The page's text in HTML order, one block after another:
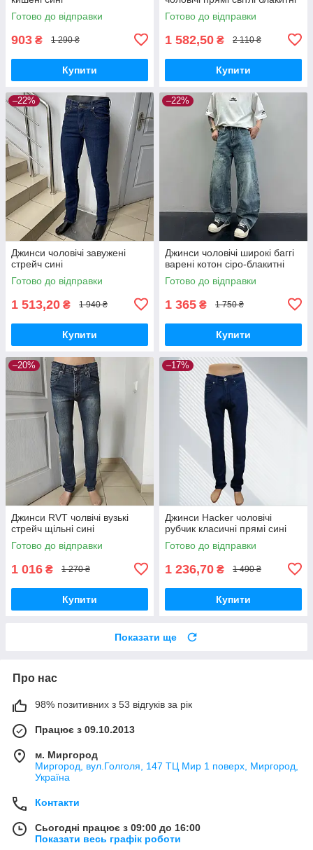
Готово до відправки
903 ₴ 1 290 ₴
Купити
Готово до відправки
1 582,50 ₴ 2 110 ₴
Купити
–22%
Джинси чоловічі завужені
стрейч сині
Готово до відправки
1 513,20 ₴ 1 940 ₴
Купити
–22%
Джинси чоловічі широкі баггі
варені котон сіро-блакитні
Готово до відправки
1 365 ₴ 1 750 ₴
Купити
–20%
Джинси RVT чолвічі вузькі
стрейч щільні сині
Готово до відправки
1 016 ₴ 1 270 ₴
Купити
–17%
Джинси Hacker чоловічі
рубчик класичні прямі сині
Готово до відправки
1 236,70 ₴ 1 490 ₴
Купити
Показати ще
Про нас
98% позитивних з 53 відгуків за рік
Працює з 09.10.2013
м. Миргород
Миргород, вул.Голголя, 147 ТЦ Мир 1 поверх, Миргород,
Україна
Контакти
Сьогодні працює з 09:00 до 16:00
Показати весь графік роботи